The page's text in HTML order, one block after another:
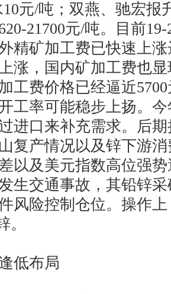
元/吨；双燕、驰宏报
21700元/吨。目前
精矿加工费已快速上
涨，国内矿加工费也
工费价格已经逼近
工率可能稳步上扬。
进口来补充需求。后
复产情况以及锌下游
以及美元指数高位强
生交通事故，其铅锌
风险控制仓位。操作
。
低布局